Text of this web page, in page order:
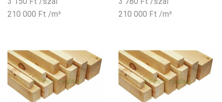
210 000 Ft /m³
210 000 Ft /m³